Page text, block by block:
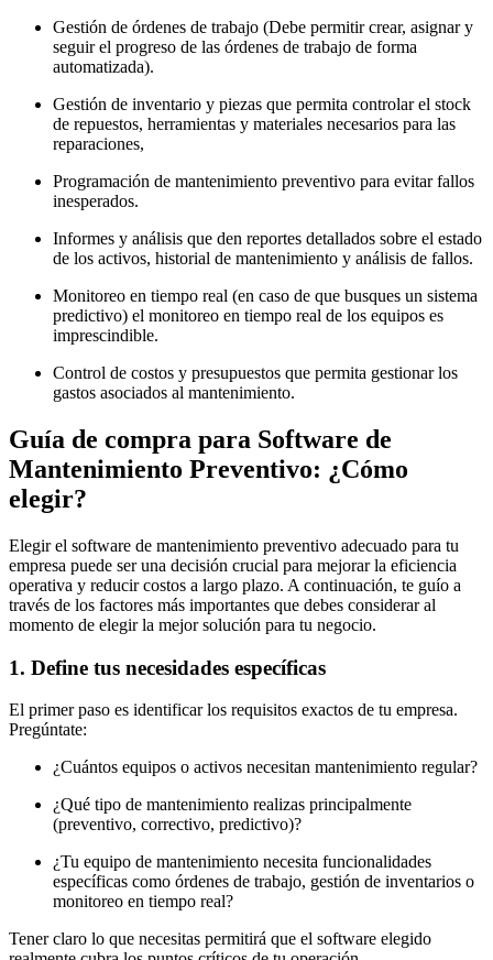
Gestión de órdenes de trabajo (Debe permitir crear, asignar y
seguir el progreso de las órdenes de trabajo de forma
automatizada).
Gestión de inventario y piezas que permita controlar el stock
de repuestos, herramientas y materiales necesarios para las
reparaciones,
Programación de mantenimiento preventivo para evitar fallos
inesperados.
Informes y análisis que den reportes detallados sobre el estado
de los activos, historial de mantenimiento y análisis de fallos.
Monitoreo en tiempo real (en caso de que busques un sistema
predictivo) el monitoreo en tiempo real de los equipos es
imprescindible.
Control de costos y presupuestos que permita gestionar los
gastos asociados al mantenimiento.
Guía de compra para Software de
Mantenimiento Preventivo: ¿Cómo
elegir?
Elegir el software de mantenimiento preventivo adecuado para tu
empresa puede ser una decisión crucial para mejorar la eficiencia
operativa y reducir costos a largo plazo. A continuación, te guío a
través de los factores más importantes que debes considerar al
momento de elegir la mejor solución para tu negocio.
1. Define tus necesidades específicas
El primer paso es identificar los requisitos exactos de tu empresa.
Pregúntate:
¿Cuántos equipos o activos necesitan mantenimiento regular?
¿Qué tipo de mantenimiento realizas principalmente
(preventivo, correctivo, predictivo)?
¿Tu equipo de mantenimiento necesita funcionalidades
específicas como órdenes de trabajo, gestión de inventarios o
monitoreo en tiempo real?
Tener claro lo que necesitas permitirá que el software elegido